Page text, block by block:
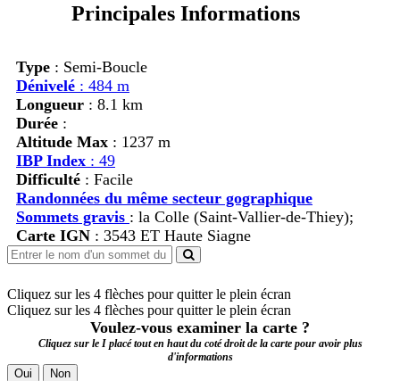
Principales Informations
Type : Semi-Boucle
Dénivelé : 484 m
Longueur : 8.1 km
Durée :
Altitude Max : 1237 m
IBP Index : 49
Difficulté : Facile
Randonnées du même secteur gographique
Sommets gravis : la Colle (Saint-Vallier-de-Thiey);
Carte IGN : 3543 ET Haute Siagne
Cliquez sur les 4 flèches pour quitter le plein écran
Cliquez sur les 4 flèches pour quitter le plein écran
Voulez-vous examiner la carte ?
Cliquez sur le I placé tout en haut du coté droit de la carte pour avoir plus
d'informations
Oui Non